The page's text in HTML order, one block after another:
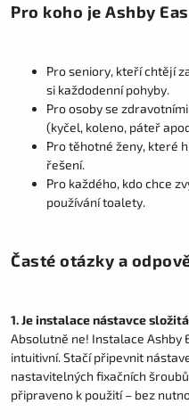
Pro koho je Ashby
Pro seniory, kteří chtějí
si každodenní pohyby.
Pro osoby se
(kyčel, koleno, páteř
Pro těhotné ženy, které
řešení.
Pro každého, kdo chce
používání toalety.
Časté otázky a
1. Je instalace nástavce
Absolutně ne! Instalace Ashby
intuitivní. Stačí připevnit
nastavitelných fixačních
připraveno k použití – bez